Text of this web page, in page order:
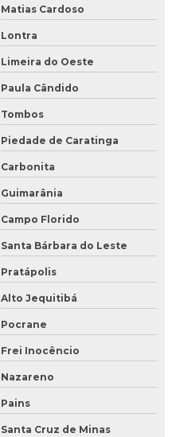
Matias Cardoso
Lontra
Limeira do Oeste
Paula Cândido
Tombos
Piedade de Caratinga
Carbonita
Guimarânia
Campo Florido
Santa Bárbara do Leste
Pratápolis
Alto Jequitibá
Pocrane
Frei Inocêncio
Nazareno
Pains
Santa Cruz de Minas